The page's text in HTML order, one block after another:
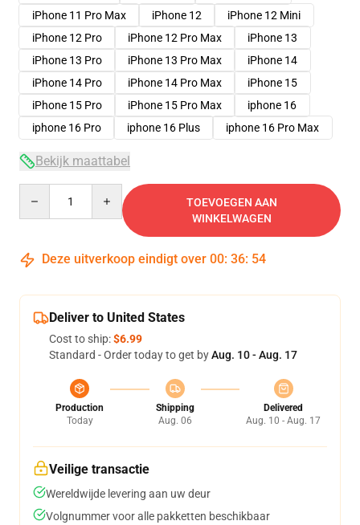
iPhone 11 Pro Max
iPhone 12
iPhone 12 Mini
iPhone 12 Pro
iPhone 12 Pro Max
iPhone 13
iPhone 13 Pro
iPhone 13 Pro Max
iPhone 14
iPhone 14 Pro
iPhone 14 Pro Max
iPhone 15
iPhone 15 Pro
iPhone 15 Pro Max
iphone 16
iphone 16 Pro
iphone 16 Plus iphone 16 Pro Max
Bekijk maattabel
TOEVOEGEN AAN
WINKELWAGEN
Deze uitverkoop eindigt over 00: 36: 53
Deliver to United States
Cost to ship:$6.99
Standard - Order today to get byAug. 10 - Aug. 17
Production
Today
Shipping
Aug. 06
Delivered
Aug. 10 - Aug. 17
Veilige transactie
Wereldwijde levering aan uw deur
Volgnummer voor alle pakketten beschikbaar